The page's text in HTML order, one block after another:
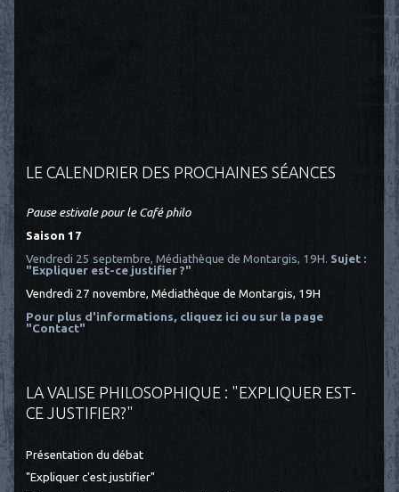
LE CALENDRIER DES PROCHAINES SÉANCES
Pause estivale pour le Café philo
Saison 17
Vendredi 25 septembre, Médiathèque de Montargis, 19H. Sujet :
"Expliquer est-ce justifier ?"
Vendredi 27 novembre, Médiathèque de Montargis, 19H
Pour plus d'informations, cliquez ici ou sur la page
"Contact"
LA VALISE PHILOSOPHIQUE : "EXPLIQUER EST-
CE JUSTIFIER?"
Présentation du débat
"Expliquer c'est justifier"